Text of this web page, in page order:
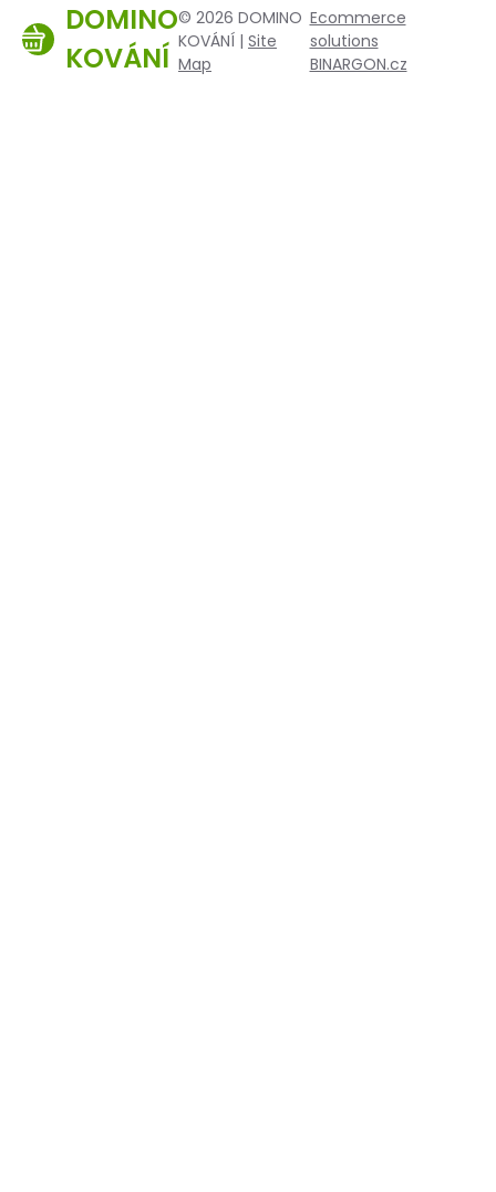
DOMINO
KOVÁNÍ
© 2026 DOMINO
KOVÁNÍ | Site
Map
Ecommerce
solutions
BINARGON.cz